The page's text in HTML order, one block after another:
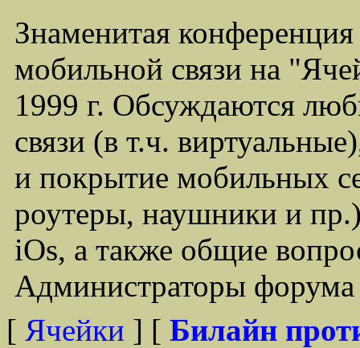
Знаменитая
мобильной связи на
1999 г. Обсуждаются
связи (в т.ч.
и покрытие мобильных
роутеры, наушники и
iOs, а также общие
Администраторы
[ Ячейки ] [ Билайн